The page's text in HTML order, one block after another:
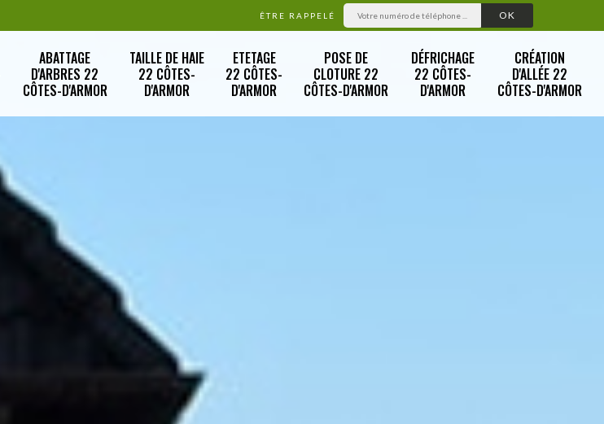
ÊTRE RAPPELÉ
ABATTAGE
D'ARBRES 22
CÔTES-D'ARMOR
TAILLE DE HAIE
22 CÔTES-
D'ARMOR
ETETAGE
22 CÔTES-
D'ARMOR
POSE DE
CLOTURE 22
CÔTES-D'ARMOR
DÉFRICHAGE
22 CÔTES-
D'ARMOR
CRÉATION
D'ALLÉE 22
CÔTES-D'ARMOR